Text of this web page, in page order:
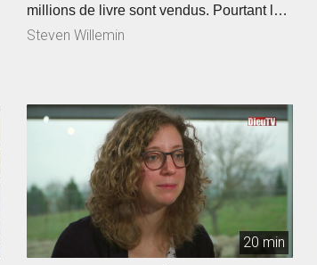
millions de livre sont vendus. Pourtant le
marché des publications reste fragile, «
mode sans être pour autant une « fashion
victim »? Un débat à découvrir dans notre
série une année avec Bertrand. La foi en
3 minutes, Valérie a tenté le coup et nous
partage, face caméra, pourquoi elle croit!
Steven Willemin
20 min